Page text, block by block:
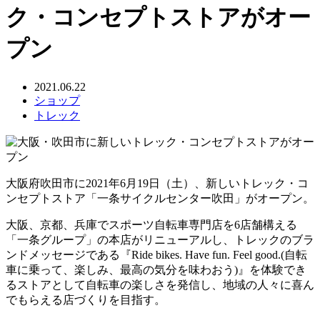
ク・コンセプトストアがオー
プン
2021.06.22
ショップ
トレック
大阪府吹田市に2021年6月19日（土）、新しいトレック・コ
ンセプトストア「一条サイクルセンター吹田」がオープン。
大阪、京都、兵庫でスポーツ自転車専門店を6店舗構える
「一条グループ」の本店がリニューアルし、トレックのブラ
ンドメッセージである『Ride bikes. Have fun. Feel good.(自転
車に乗って、楽しみ、最高の気分を味わおう)』を体験でき
るストアとして自転車の楽しさを発信し、地域の人々に喜ん
でもらえる店づくりを目指す。